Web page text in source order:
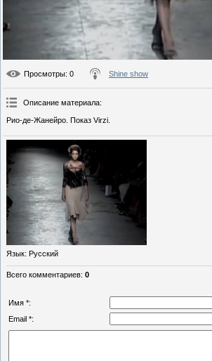
Просмотры: 0 Shine show
Описание материала:
Рио-де-Жанейро. Показ Virzi.
Язык: Русский
Всего комментариев: 0
Имя *:
Email *: